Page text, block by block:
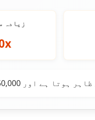
زیادہ